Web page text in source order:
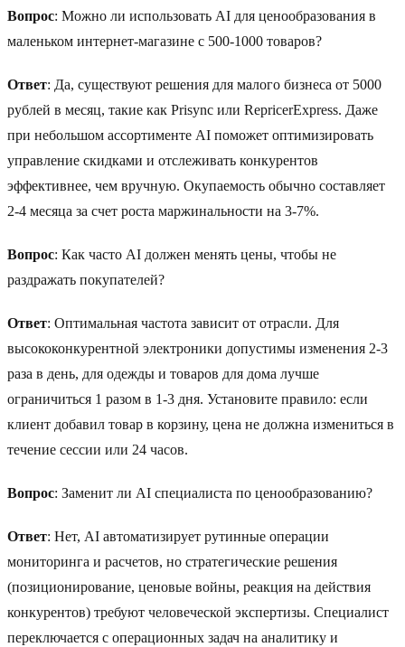
Вопрос: Можно ли использовать AI для ценообразования в
маленьком интернет-магазине с 500-1000 товаров?
Ответ: Да, существуют решения для малого бизнеса от 5000
рублей в месяц, такие как Prisync или RepricerExpress. Даже
при небольшом ассортименте AI поможет оптимизировать
управление скидками и отслеживать конкурентов
эффективнее, чем вручную. Окупаемость обычно составляет
2-4 месяца за счет роста маржинальности на 3-7%.
Вопрос: Как часто AI должен менять цены, чтобы не
раздражать покупателей?
Ответ: Оптимальная частота зависит от отрасли. Для
высококонкурентной электроники допустимы изменения 2-3
раза в день, для одежды и товаров для дома лучше
ограничиться 1 разом в 1-3 дня. Установите правило: если
клиент добавил товар в корзину, цена не должна измениться в
течение сессии или 24 часов.
Вопрос: Заменит ли AI специалиста по ценообразованию?
Ответ: Нет, AI автоматизирует рутинные операции
мониторинга и расчетов, но стратегические решения
(позиционирование, ценовые войны, реакция на действия
конкурентов) требуют человеческой экспертизы. Специалист
переключается с операционных задач на аналитику и